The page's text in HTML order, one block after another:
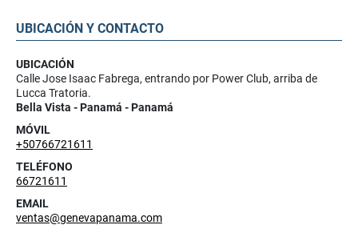
UBICACIÓN Y CONTACTO
UBICACIÓN
Calle Jose Isaac Fabrega, entrando por Power Club, arriba de
Lucca Tratoria.
Bella Vista - Panamá - Panamá
MÓVIL
+50766721611
TELÉFONO
66721611
EMAIL
ventas@genevapanama.com